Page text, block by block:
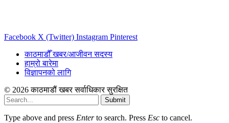
Facebook X (Twitter) Instagram Pinterest
काठमाडौँ खबर/आजीवन सदस्य
हाम्रो बारेमा
विज्ञापनको लागि
© 2026 काठमाडौं खबर सर्वाधिकार सुरक्षित
Submit
Type above and press Enterto search. Press Esc to cancel.